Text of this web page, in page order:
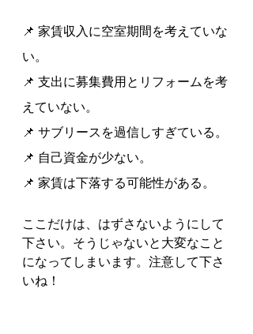
📌 家賃収入に空室期間を考えていな
い。
📌 支出に募集費用とリフォームを考
えていない。
📌 サブリースを過信しすぎている。
📌 自己資金が少ない。
📌 家賃は下落する可能性がある。
ここだけは、はずさないようにして
下さい。そうじゃないと大変なこと
になってしまいます。注意して下さ
いね！